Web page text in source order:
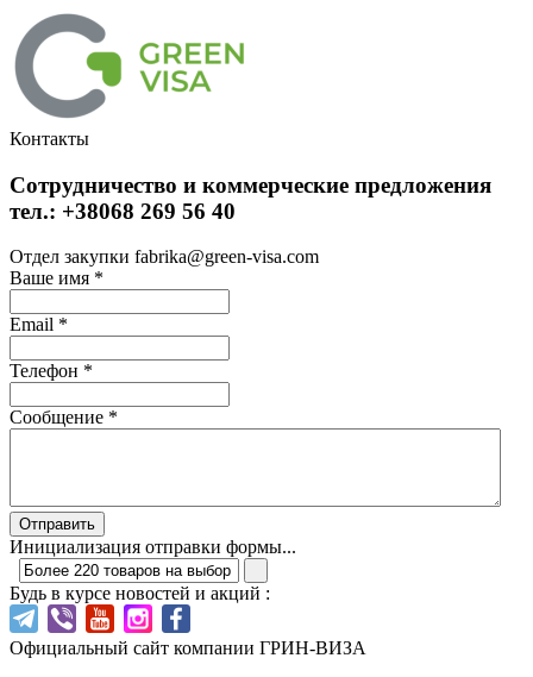
Контакты
Сотрудничество и коммерческие предложения
тел.: +38068 269 56 40
Отдел закупки fabrika@green-visa.com
Ваше имя *
Email *
Телефон *
Сообщение *
Отправить
Инициализация отправки формы...
Будь в курсе новостей и акций :
Официальный сайт компании ГРИН-ВИЗА